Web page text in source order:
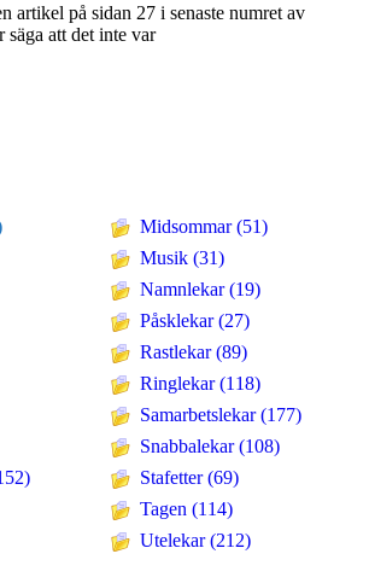
artikel på sidan 27 i senaste numret av
säga att det inte var
Midsommar (51)
Musik (31)
Namnlekar (19)
Påsklekar (27)
Rastlekar (89)
Ringlekar (118)
Samarbetslekar (177)
Snabbalekar (108)
Stafetter (69)
Tagen (114)
Utelekar (212)